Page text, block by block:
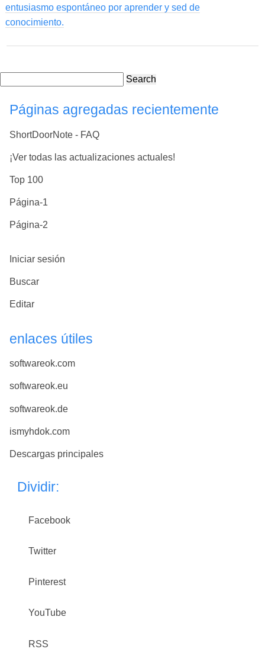
entusiasmo espontáneo por aprender y sed de
conocimiento.
Search
Páginas agregadas recientemente
ShortDoorNote - FAQ
¡Ver todas las actualizaciones actuales!
Top 100
Página-1
Página-2
Iniciar sesión
Buscar
Editar
enlaces útiles
softwareok.com
softwareok.eu
softwareok.de
ismyhdok.com
Descargas principales
Dividir:
Facebook
Twitter
Pinterest
YouTube
RSS